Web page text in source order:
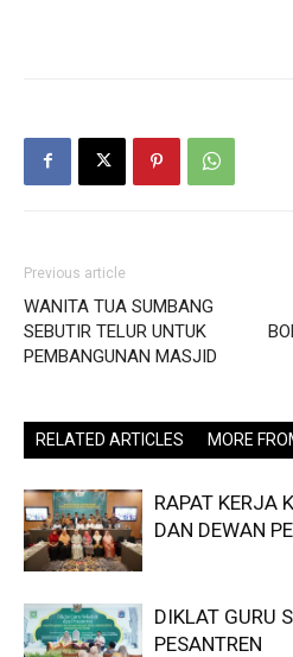
Previous article
WANITA TUA SUMBANG
SEBUTIR TELUR UNTUK
PEMBANGUNAN MASJID
RELATED ARTICLES MORE
RAPAT KERJA
DAN DEWAN
DIKLAT GURU
PESANTREN